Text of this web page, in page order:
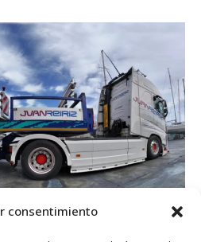
consentimiento